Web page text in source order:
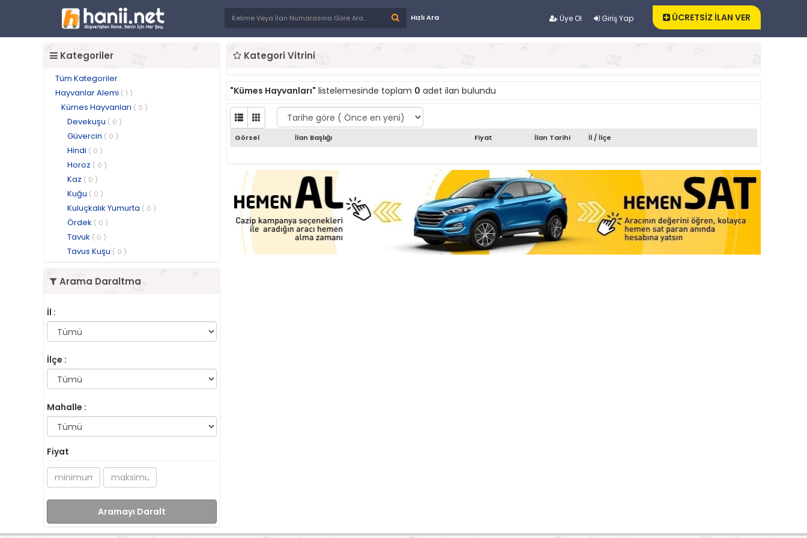
Üye Ol Giriş Yap
Hızlı Ara ÜCRETSİZ İLAN VER
Kategoriler
Tüm Kategoriler
Hayvanlar Alemi ( 1 )
Kümes Hayvanları ( 0 )
Devekuşu ( 0 )
Güvercin ( 0 )
Hindi ( 0 )
Horoz ( 0 )
Kaz ( 0 )
Kuğu ( 0 )
Kuluçkalık Yumurta ( 0 )
Ördek ( 0 )
Tavuk ( 0 )
Tavus Kuşu ( 0 )
Arama Daraltma
İl :
İlçe :
Mahalle :
Fiyat
Aramayı Daralt
Kategori Vitrini
"Kümes Hayvanları" listelemesinde toplam 0 adet ilan bulundu
Görsel İlan Başlığı Fiyat İlan Tarihi İl / İlçe